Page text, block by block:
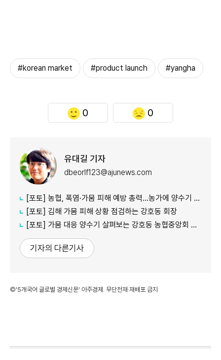
#korean market #product launch #yangha
0 0
유대길 기자
dbeorlf123@ajunews.com
[포토] 농협, 폭염·가뭄 피해 예방 총력…농가에 양수기 지원
[포토] 김해 가뭄 피해 상황 점검하는 강호동 회장
[포토] 가뭄 대응 양수기 살펴보는 강호동 농협중앙회 회장
기자의 다른기사
©'5개국어 글로벌 경제신문' 아주경제. 무단전재·재배포 금지